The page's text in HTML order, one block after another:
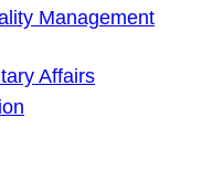
Management
Affairs